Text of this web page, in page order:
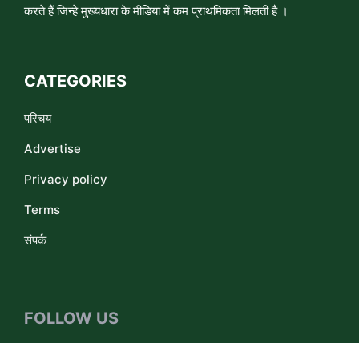
करते हैं जिन्हे मुख्यधारा के मीडिया में कम प्राथमिकता मिलती है ।
CATEGORIES
परिचय
Advertise
Privacy policy
Terms
संपर्क
FOLLOW US